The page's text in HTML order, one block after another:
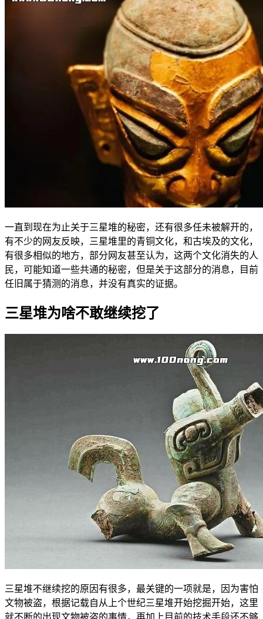
一直到现在为止关于三星堆的秘密，还有很多任未被解开的，
有不少的网友反映，三星堆里的青铜文化，和古埃及的文化，
有很多相似的地方，部分网友甚至认为，这两个文化消失的人
民，可能知道一些共通的秘密，但是关于这部分的消息，目前
任旧属于猜测的消息，并没有真实的证据。
三星堆为啥不敢继续挖了
三星堆不继续挖的原因有很多，最关键的一项就是，因为害怕
文物被盗，根据记载自从上个世纪三星堆开始挖掘开始，这里
就不断的出现文物被盗的事情，再加上目前的技术手段还不够